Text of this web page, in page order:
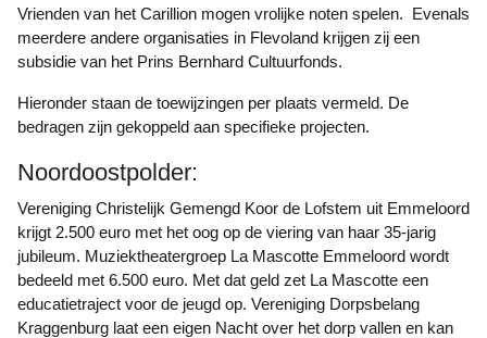
Vrienden van het Carillion mogen vrolijke noten spelen. Evenals
meerdere andere organisaties in Flevoland krijgen zij een
subsidie van het Prins Bernhard Cultuurfonds.
Hieronder staan de toewijzingen per plaats vermeld. De
bedragen zijn gekoppeld aan specifieke projecten.
Noordoostpolder:
Vereniging Christelijk Gemengd Koor de Lofstem uit Emmeloord
krijgt 2.500 euro met het oog op de viering van haar 35-jarig
jubileum. Muziektheatergroep La Mascotte Emmeloord wordt
bedeeld met 6.500 euro. Met dat geld zet La Mascotte een
educatietraject voor de jeugd op. Vereniging Dorpsbelang
Kraggenburg laat een eigen Nacht over het dorp vallen en kan